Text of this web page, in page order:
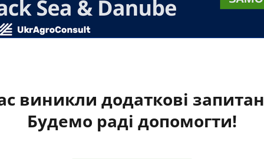
виникли додаткові
Будемо раді допомогти!